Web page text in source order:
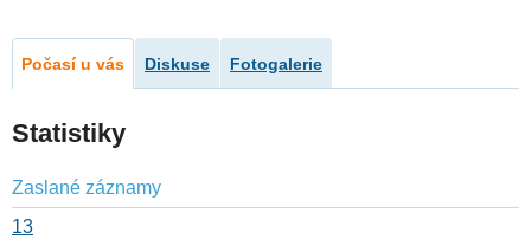
Počasí u vás Diskuse Fotogalerie
Statistiky
Zaslané záznamy
13